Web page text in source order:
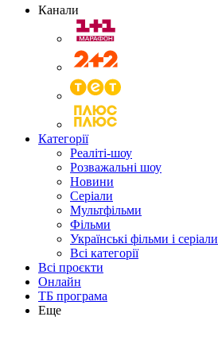
Канали
Категорії
Реаліті-шоу
Розважальні шоу
Новини
Серіали
Мультфільми
Фільми
Українські фільми і серіали
Всі категорії
Всі проєкти
Онлайн
ТБ програма
Еще